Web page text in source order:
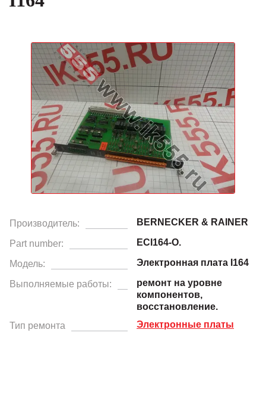
Производитель: BERNECKER & RAINER
Part number: ECI164-O.
Модель: Электронная плата I164
Выполняемые работы:
ремонт на уровне
компонентов,
восстановление.
Тип ремонта
Электронные платы